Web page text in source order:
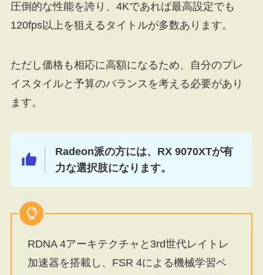
圧倒的な性能を誇り、4Kであれば最高設定でも
120fps以上を狙えるタイトルが多数あります。
ただし価格も相応に高額になるため、自分のプレ
イスタイルと予算のバランスを考える必要があり
ます。
Radeon派の方には、RX 9070XTが有
力な選択肢になります。
RDNA 4アーキテクチャと3rd世代レイトレ
加速器を搭載し、FSR 4による機械学習ベ